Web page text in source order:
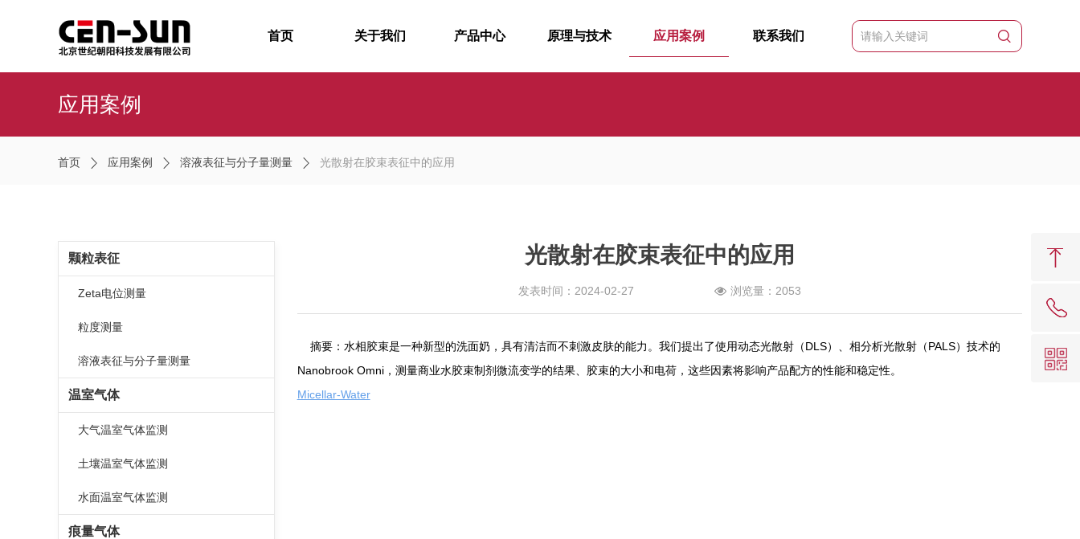
首页 关于我们 产品中心 原理与技术 应用案例 联系我们
应用案例
首页 应用案例 溶液表征与分子量测量 光散射在胶束表征中的应用
颗粒表征
Zeta电位测量
粒度测量
溶液表征与分子量测量
温室气体
大气温室气体监测
土壤温室气体监测
水面温室气体监测
痕量气体
光散射在胶束表征中的应用
发表时间：2024-02-27 浏览量：2053
摘要：水相胶束是一种新型的洗面奶，具有清洁而不刺激皮肤的能力。我们提出了使用动态光散射（DLS）、相分析光散射（PALS）技术的
Nanobrook Omni，测量商业水胶束制剂微流变学的结果、胶束的大小和电荷，这些因素将影响产品配方的性能和稳定性。
Micellar-Water
62081909